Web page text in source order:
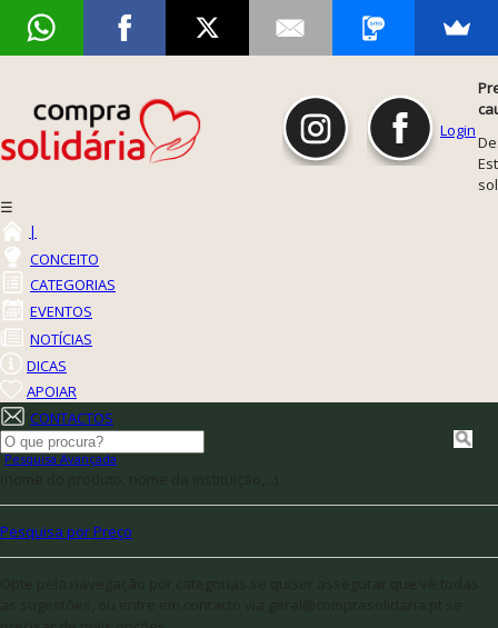
Login
☰
|
CONCEITO
CATEGORIAS
EVENTOS
NOTÍCIAS
DICAS
APOIAR
CONTACTOS
Pesquisa Avançada
Pesquisa por Preço